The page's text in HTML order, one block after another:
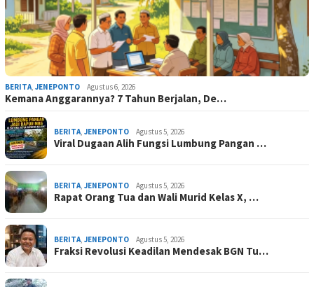
BERITA, JENEPONTO Agustus 6, 2026
Kemana Anggarannya? 7 Tahun Berjalan, De…
BERITA, JENEPONTO Agustus 5, 2026
Viral Dugaan Alih Fungsi Lumbung Pangan …
BERITA, JENEPONTO Agustus 5, 2026
Rapat Orang Tua dan Wali Murid Kelas X, …
BERITA, JENEPONTO Agustus 5, 2026
Fraksi Revolusi Keadilan Mendesak BGN Tu…